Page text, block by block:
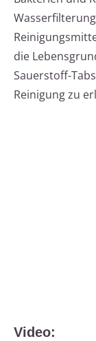
die
Sauerstoff-
Reinigung zu
Video: